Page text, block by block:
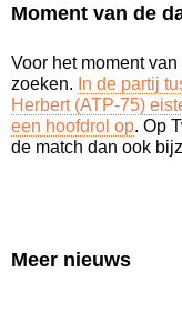
Moment van de
Voor het moment
zoeken. In de partij
Herbert (ATP-75)
een hoofdrol op. Op
de match dan ook
Meer nieuws